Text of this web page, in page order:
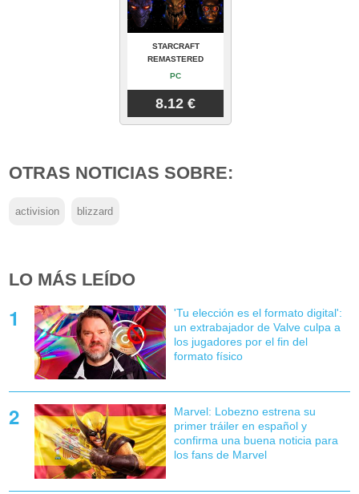
STARCRAFT
REMASTERED
PC
8.12 €
OTRAS NOTICIAS SOBRE:
activision blizzard
LO MÁS LEÍDO
'Tu elección es el formato digital':
un extrabajador de Valve culpa a
los jugadores por el fin del
formato físico
Marvel: Lobezno estrena su
primer tráiler en español y
confirma una buena noticia para
los fans de Marvel